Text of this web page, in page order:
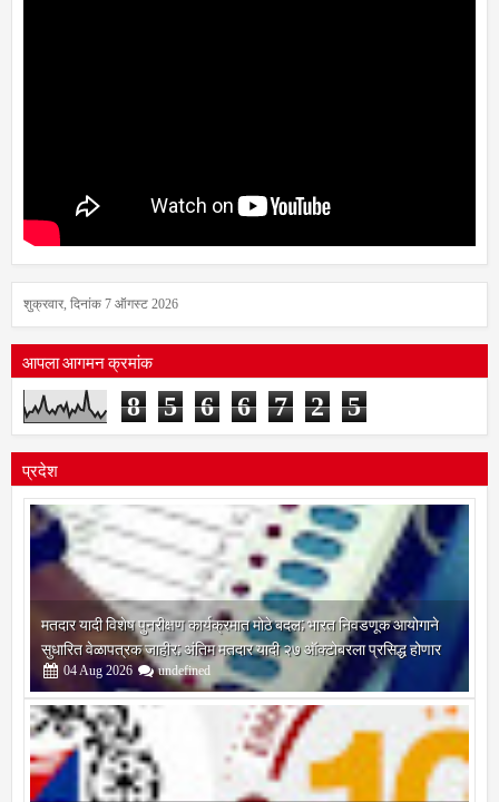
शुक्रवार, दिनांक 7 ऑगस्ट 2026
आपला आगमन क्रमांक
8 5 6 6 7 2 5
प्रदेश
मतदार यादी विशेष पुनरीक्षण कार्यक्रमात मोठे बदल; भारत निवडणूक आयोगाने
सुधारित वेळापत्रक जाहीर; अंतिम मतदार यादी २७ ऑक्टोबरला प्रसिद्ध होणार
04 Aug 2026 undefined